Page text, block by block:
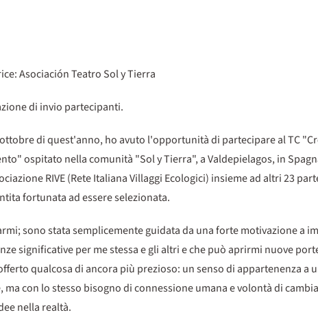
Asociación Teatro Sol y Tierra
di invio partecipanti.
di quest'anno, ho avuto l'opportunità di partecipare al TC
ospitato nella comunità "Sol y Tierra", a Valdepielagos, in
RIVE (Rete Italiana Villaggi Ecologici) insieme ad altri 23
fortunata ad essere selezionata.
sono stata semplicemente guidata da una forte motivazione a
significative per me stessa e gli altri e che può aprirmi nuove
qualcosa di ancora più prezioso: un senso di appartenenza a
con lo stesso bisogno di connessione umana e volontà di
nella realtà.